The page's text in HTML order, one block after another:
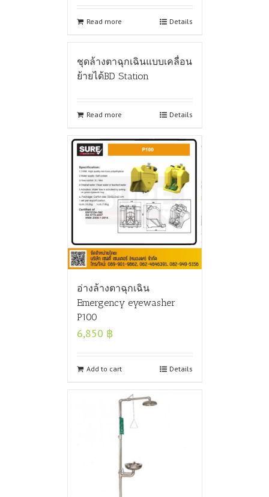
Read more Details
ชุดล้างตาฉุกเฉินแบบเคลื่อน
ย้ายได้BD Station
Read more Details
อ่างล้างตาฉุกเฉิน
Emergency eyewasher
P100
6,850 ฿
Add to cart Details